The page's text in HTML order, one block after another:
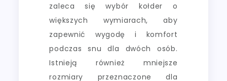
zaleca się wybór kołder o
większych wymiarach, aby
zapewnić wygodę i komfort
podczas snu dla dwóch osób.
Istnieją również mniejsze
rozmiary przeznaczone dla